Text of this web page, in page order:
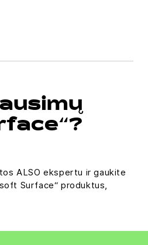
ALSO ekspertu ir gaukite
Surface“ produktus,